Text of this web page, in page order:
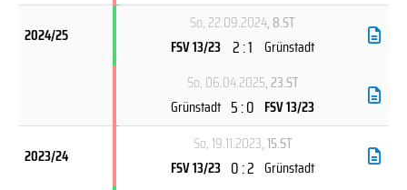
2024/25
So, 22.09.2024, 8.ST
FSV 13/23 2 : 1 Grünstadt
So, 06.04.2025, 23.ST
Grünstadt 5 : 0 FSV 13/23
2023/24
So, 19.11.2023, 15.ST
FSV 13/23 0 : 2 Grünstadt